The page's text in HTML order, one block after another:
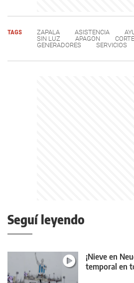
TAGS ZAPALA ASISTENCIA
SIN LUZ
APAGON CORTE
GENERADORES
SERVICIOS
Seguí leyendo
¡Nieve en
temporal en